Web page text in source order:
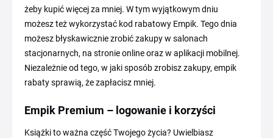
żeby kupić więcej za mniej. W tym wyjątkowym dniu
możesz też wykorzystać kod rabatowy Empik. Tego dnia
możesz błyskawicznie zrobić zakupy w salonach
stacjonarnych, na stronie online oraz w aplikacji mobilnej.
Niezależnie od tego, w jaki sposób zrobisz zakupy, empik
rabaty sprawią, że zapłacisz mniej.
Empik Premium – logowanie i korzyści
Książki to ważna część Twojego życia? Uwielbiasz